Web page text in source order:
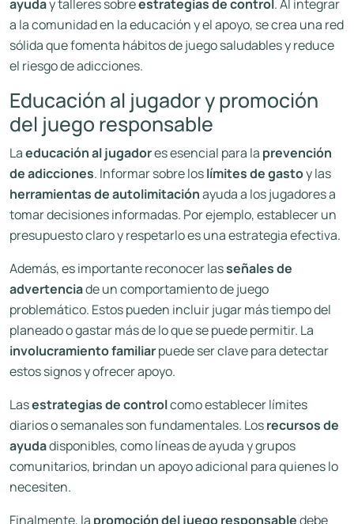
ayuday talleres sobreestrategias de control. Al integrar
a la comunidad en la educación y el apoyo, se crea una red
sólida que fomenta hábitos de juego saludables y reduce
el riesgo de adicciones.
Educación al jugador y promoción
del juego responsable
Laeducación al jugadores esencial para la prevención
de adicciones. Informar sobre loslímites de gastoy las
herramientas de autolimitaciónayuda a los jugadores a
tomar decisiones informadas. Por ejemplo, establecer un
presupuesto claro y respetarlo es una estrategia efectiva.
Además, es importante reconocer lasseñales de
advertenciade un comportamiento de juego
problemático. Estos pueden incluir jugar más tiempo del
planeado o gastar más de lo que se puede permitir. La
involucramiento familiarpuede ser clave para detectar
estos signos y ofrecer apoyo.
Lasestrategias de controlcomo establecer límites
diarios o semanales son fundamentales. Losrecursos de
ayudadisponibles, como líneas de ayuda y grupos
comunitarios, brindan un apoyo adicional para quienes lo
necesiten.
Finalmente, la promoción del juego responsabledebe